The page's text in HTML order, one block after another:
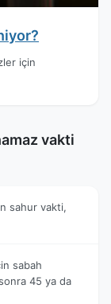
için
vakti
sahur vakti,
sabah
45 ya da